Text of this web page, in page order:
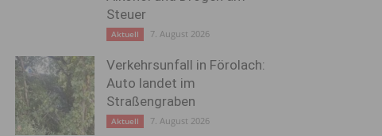
Steuer
Aktuell 7. August 2026
Verkehrsunfall in Förolach:
Auto landet im
Straßengraben
Aktuell 7. August 2026